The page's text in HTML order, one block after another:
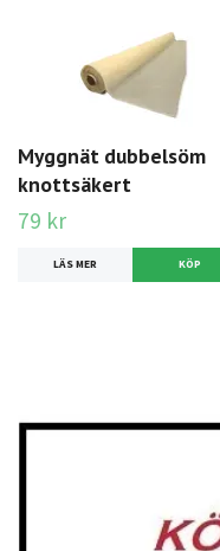
Myggnät dubbelsöm
knottsäkert
79 kr
LÄS MER KÖP